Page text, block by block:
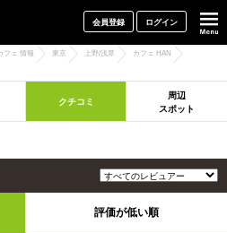
会員登録 ログイン
フェ 情報 東京 上野/浅草 カフェ HAN
クチコミ
周辺
スポット
評価が低い順